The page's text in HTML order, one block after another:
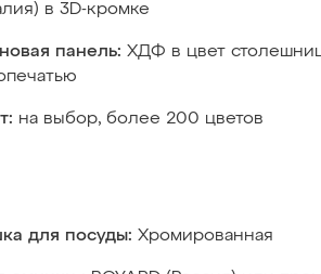
в 3D-кромке
панель: ХДФ в цвет
на выбор, более 200 цветов
для посуды: Хромированная